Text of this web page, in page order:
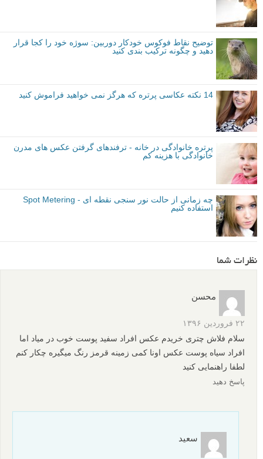
توضیح نقاط فوکوس خودکار دوربین: سوژه خود را کجا قرار
دهید و چگونه ترکیب بندی کنید
14 نکته عکاسی پرتره که هرگز نمی خواهید فراموش کنید
پرتره خانوادگی در خانه - ترفندهای گرفتن عکس های مدرن
خانوادگی با هزینه کم
چه زمانی از حالت نور سنجی نقطه ای - Spot Metering
استفاده کنیم
نظرات شما
محسن
۲۲ فروردین ۱۳۹۶
سلام فلاش چتری خریدم عکس افراد سفید پوست خوب در میاد اما
افراد سیاه پوست عکس اونا کمی زمینه قرمز رنگ میگیره چکار کنم
لطفا راهنمایی کنید
پاسخ دهید
سعید